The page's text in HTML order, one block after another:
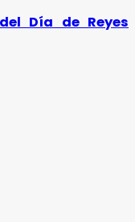
Día de Reyes